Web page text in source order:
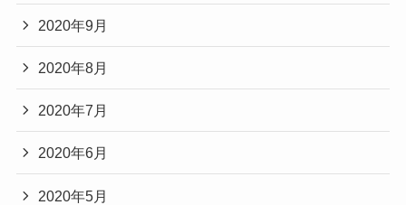
2020年9月
2020年8月
2020年7月
2020年6月
2020年5月